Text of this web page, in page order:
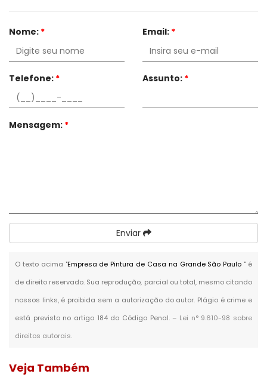
Nome: * Email: *
Telefone: * Assunto: *
Mensagem: *
Enviar
O texto acima "Empresa de Pintura de Casa na Grande São Paulo " é
de direito reservado. Sua reprodução, parcial ou total, mesmo citando
nossos links, é proibida sem a autorização do autor. Plágio é crime e
está previsto no artigo 184 do Código Penal. – Lei n° 9.610-98 sobre
direitos autorais.
Veja Também